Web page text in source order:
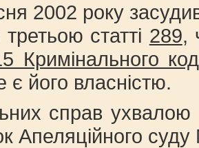
2002 року
статті 289,
Кримінального
є його власністю.
справ
суду